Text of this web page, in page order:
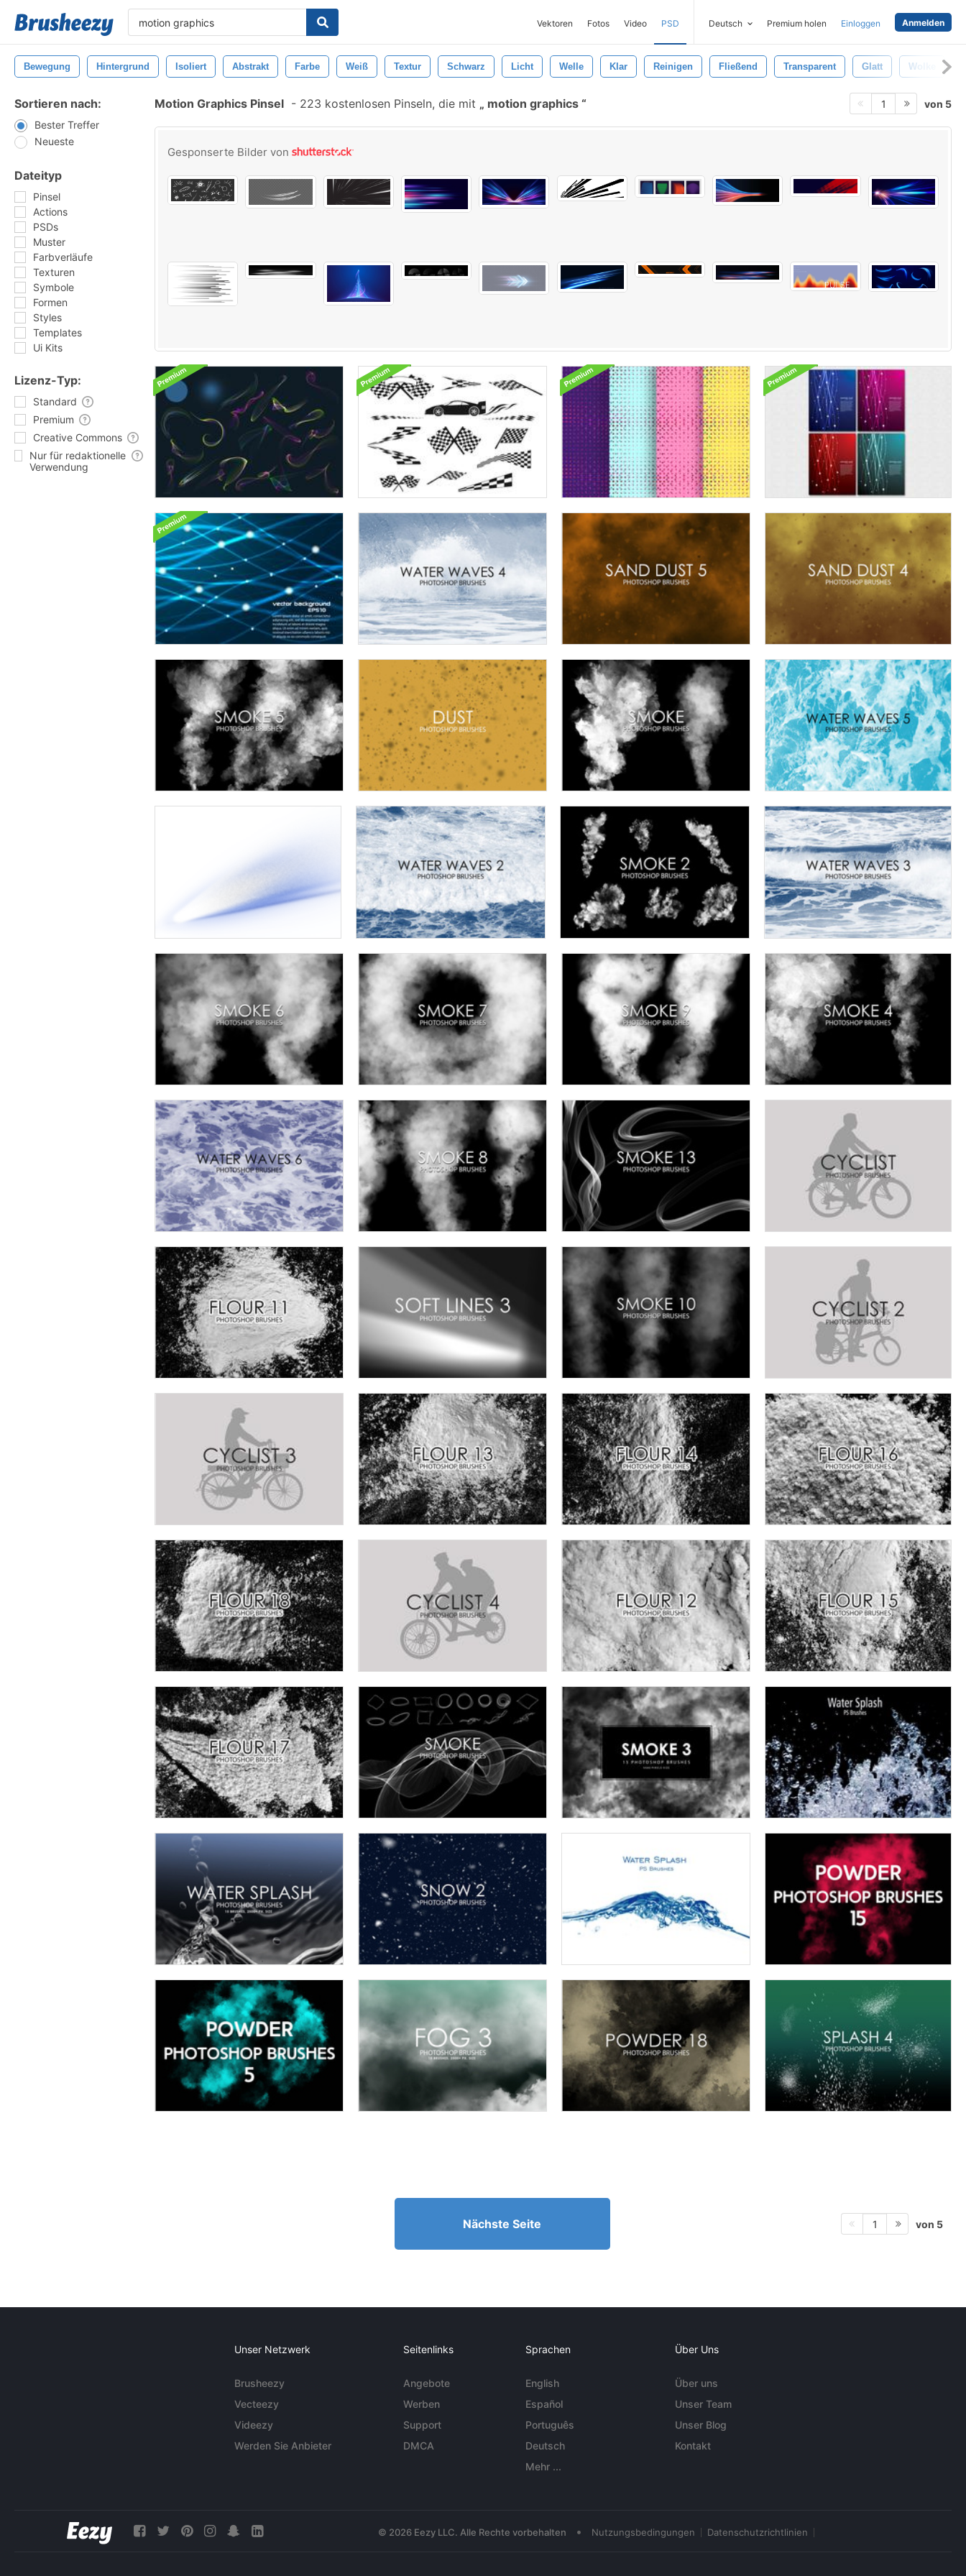
Vektoren Fotos Video PSD Deutsch Premium holen Einloggen Anmelden
Bewegung Hintergrund Isoliert Abstrakt Farbe Weiß Textur Schwarz Licht Welle Klar Reinigen Fließend Transparent Glatt Wolke
Sortieren nach:
Bester Treffer
Neueste
Dateityp
Pinsel
Actions
PSDs
Muster
Farbverläufe
Texturen
Symbole
Formen
Styles
Templates
Ui Kits
Lizenz-Typ:
Standard
Premium
Creative Commons
Nur für redaktionelle
Verwendung
Motion Graphics Pinsel - 223 kostenlosen Pinseln, die mit motion graphics 1 von 5
Gesponserte Bilder von
Nächste Seite 1 von 5
Unser Netzwerk
Brusheezy
Vecteezy
Videezy
Werden Sie Anbieter
Seitenlinks
Angebote
Werben
Support
DMCA
Sprachen
English
Español
Português
Deutsch
Mehr ...
Über Uns
Über uns
Unser Team
Unser Blog
Kontakt
© 2026 Eezy LLC. Alle Rechte vorbehalten • Nutzungsbedingungen Datenschutzrichtlinien